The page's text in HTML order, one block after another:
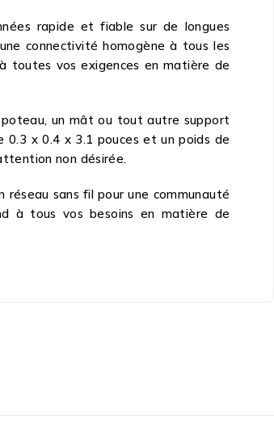
rapide et fiable sur de longues
connectivité homogène à tous les
toutes vos exigences en matière de
poteau, un mât ou tout autre support
x 0.4 x 3.1 pouces et un poids de
non désirée.
sans fil pour une communauté
à tous vos besoins en matière de